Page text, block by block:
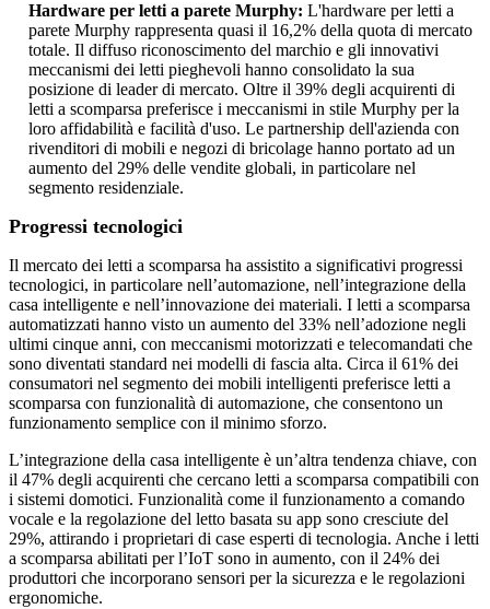
Hardware per letti a parete Murphy: L'hardware per letti a
parete Murphy rappresenta quasi il 16,2% della quota di mercato
totale. Il diffuso riconoscimento del marchio e gli innovativi
meccanismi dei letti pieghevoli hanno consolidato la sua
posizione di leader di mercato. Oltre il 39% degli acquirenti di
letti a scomparsa preferisce i meccanismi in stile Murphy per la
loro affidabilità e facilità d'uso. Le partnership dell'azienda con
rivenditori di mobili e negozi di bricolage hanno portato ad un
aumento del 29% delle vendite globali, in particolare nel
segmento residenziale.
Progressi tecnologici
Il mercato dei letti a scomparsa ha assistito a significativi progressi
tecnologici, in particolare nell’automazione, nell’integrazione della
casa intelligente e nell’innovazione dei materiali. I letti a scomparsa
automatizzati hanno visto un aumento del 33% nell’adozione negli
ultimi cinque anni, con meccanismi motorizzati e telecomandati che
sono diventati standard nei modelli di fascia alta. Circa il 61% dei
consumatori nel segmento dei mobili intelligenti preferisce letti a
scomparsa con funzionalità di automazione, che consentono un
funzionamento semplice con il minimo sforzo.
L’integrazione della casa intelligente è un’altra tendenza chiave, con
il 47% degli acquirenti che cercano letti a scomparsa compatibili con
i sistemi domotici. Funzionalità come il funzionamento a comando
vocale e la regolazione del letto basata su app sono cresciute del
29%, attirando i proprietari di case esperti di tecnologia. Anche i letti
a scomparsa abilitati per l’IoT sono in aumento, con il 24% dei
produttori che incorporano sensori per la sicurezza e le regolazioni
ergonomiche.